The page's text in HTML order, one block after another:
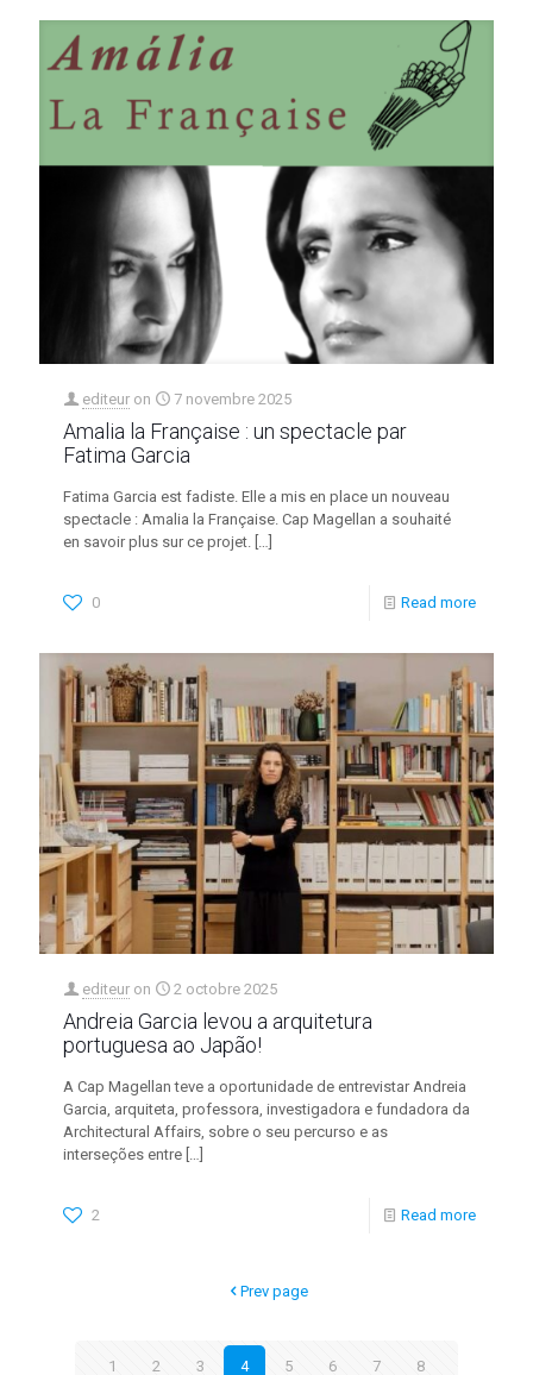
editeur on 7 novembre 2025
Amalia la Française : un spectacle par
Fatima Garcia
Fatima Garcia est fadiste. Elle a mis en place un nouveau
spectacle : Amalia la Française. Cap Magellan a souhaité
en savoir plus sur ce projet.
0 Read more
editeur on 2 octobre 2025
Andreia Garcia levou a arquitetura
portuguesa ao Japão!
A Cap Magellan teve a oportunidade de entrevistar Andreia
Garcia, arquiteta, professora, investigadora e fundadora da
Architectural Affairs, sobre o seu percurso e as
interseções entre
2 Read more
Prev page
1 2 3 4 5 6 7 8